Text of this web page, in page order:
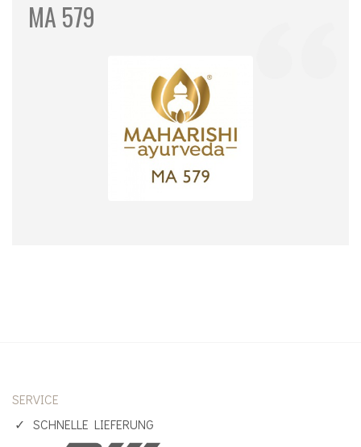
MA 579
SERVICE
SCHNELLE LIEFERUNG